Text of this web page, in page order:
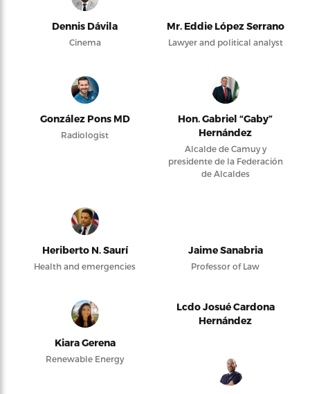
Dennis Dávila
Cinema
Mr. Eddie López Serrano
Lawyer and political analyst
González Pons MD
Radiologist
Hon. Gabriel “Gaby”
Hernández
Alcalde de Camuy y
presidente de la Federación
de Alcaldes
Heriberto N. Saurí
Health and emergencies
Jaime Sanabria
Professor of Law
Kiara Gerena
Renewable Energy
Lcdo Josué Cardona
Hernández